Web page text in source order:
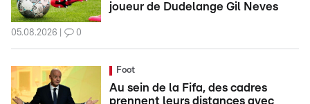
joueur de Dudelange Gil Neves
05.08.2026 0
Foot
Au sein de la Fifa, des cadres
prennent leurs distances avec